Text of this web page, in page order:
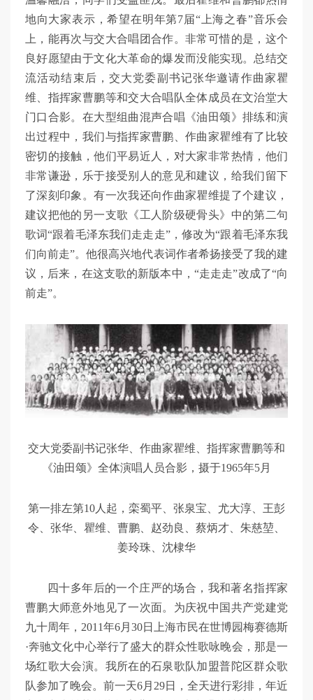
地向大家表示，希望在明年第7届“上海之春”音乐会
上，能再次与交大合唱团合作。非常可惜的是，这个
良好愿望由于文化大革命的爆发而没能实现。总结交
流活动结束后，交大党委副书记张华邀请作曲家瞿
维、指挥家曹鹏等和交大合唱队全体成员在文治堂大
门口合影。在大型组曲混声合唱《油田颂》排练和演
出过程中，我们与指挥家曹鹏、作曲家瞿维有了比较
密切的接触，他们平易近人，对大家非常热情，他们
非常谦逊，乐于接受别人的意见和建议，给我们留下
了深刻印象。有一次我还向作曲家瞿维提了个建议，
建议把他的另一支歌《工人阶级硬骨头》中的第二句
歌词“跟着毛泽东我们走走走”，修改为“跟着毛泽东我
们向前走”。他很高兴地代表词作者希扬接受了我的建
议，后来，在这支歌的新版本中，“走走走”改成了“向
前走”。
交大党委副书记张华、作曲家瞿维、指挥家曹鹏等和
《油田颂》全体演唱人员合影，摄于1965年5月
第一排左第10人起，栾蜀平、张泉宝、尤大淳、王彭
令、张华、瞿维、曹鹏、赵劲良、蔡炳才、朱慈堃、
姜玲珠、沈棣华
四十多年后的一个庄严的场合，我和著名指挥家
曹鹏大师意外地见了一次面。为庆祝中国共产党建党
九十周年，2011年6月30日上海市民在世博园梅赛德斯
·奔驰文化中心举行了盛大的群众性歌咏晚会，那是一
场红歌大会演。我所在的石泉歌队加盟普陀区群众歌
队参加了晚会。前一天6月29日，全天进行彩排，年近